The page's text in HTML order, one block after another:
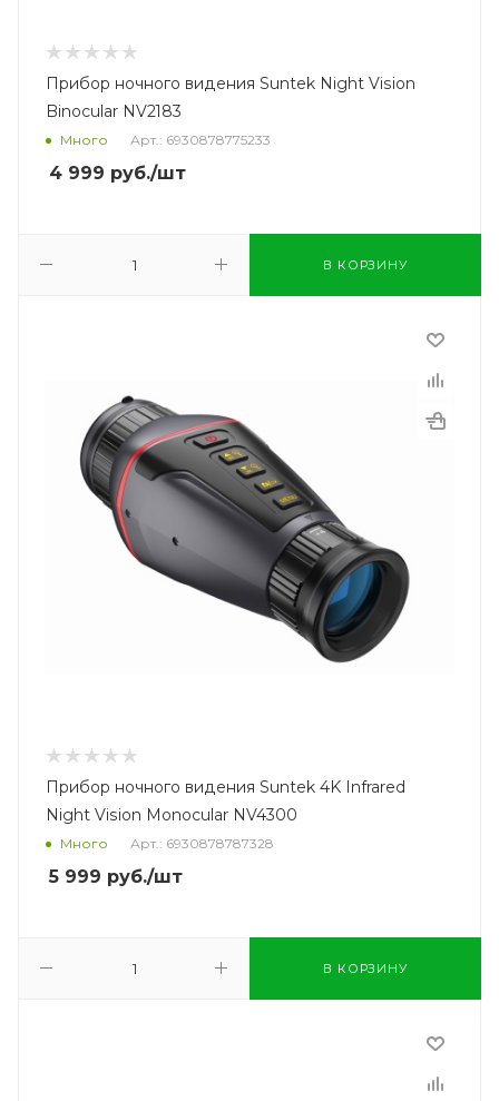
Прибор ночного видения Suntek Night Vision
Binocular NV2183
Много Арт.: 6930878775233
4 999 руб./шт
В КОРЗИНУ
Прибор ночного видения Suntek 4K Infrared
Night Vision Monocular NV4300
Много Арт.: 6930878787328
5 999 руб./шт
В КОРЗИНУ